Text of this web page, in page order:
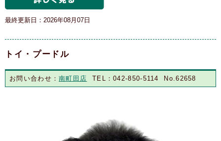
最終更新日：2026年08月07日
トイ・プードル
お問い合わせ：南町田店 TEL：042-850-5114 No.62658